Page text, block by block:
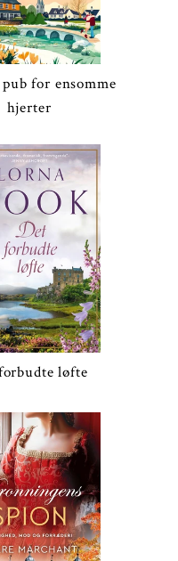
for ensomme
hjerter
løfte